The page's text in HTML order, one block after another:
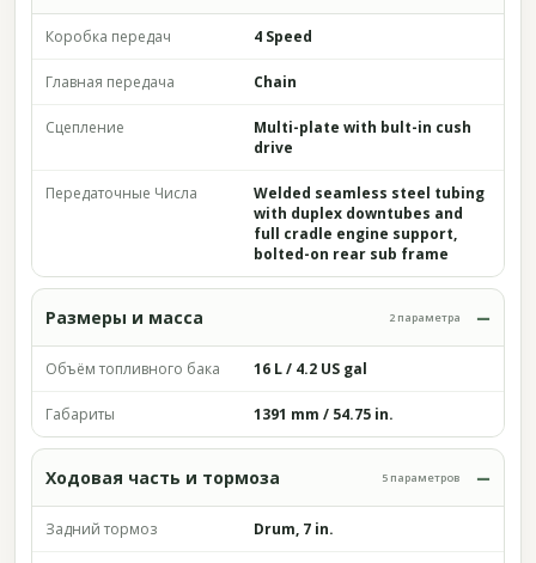
Коробка передач 4 Speed
Главная передача Chain
Сцепление
Multi-plate with bult-in cush
drive
Передаточные Числа
Welded seamless steel tubing
with duplex downtubes and
full cradle engine support,
bolted-on rear sub frame
Размеры и масса 2 параметра
Объём топливного бака 16 L / 4.2 US gal
Габариты 1391 mm / 54.75 in.
Ходовая часть и тормоза 5 параметров
Задний тормоз Drum, 7 in.